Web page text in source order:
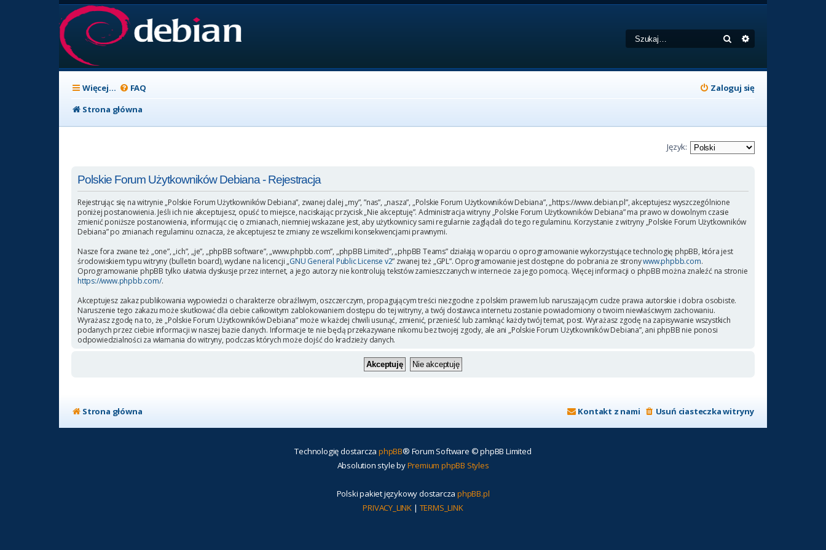
Szukaj
Więcej… FAQ
Zaloguj się
Strona główna
Język:
Polskie Forum Użytkowników Debiana - Rejestracja
Rejestrując się na witrynie „Polskie Forum Użytkowników Debiana”, zwanej dalej „my”, ”nas”, „nasza”, „Polskie Forum Użytkowników Debiana”, „https://www.debian.pl”, akceptujesz wyszczególnione
poniżej postanowienia. Jeśli ich nie akceptujesz, opuść to miejsce, naciskając przycisk „Nie akceptuję”. Administracja witryny „Polskie Forum Użytkowników Debiana” ma prawo w dowolnym czasie
zmienić poniższe postanowienia, informując cię o zmianach, niemniej wskazane jest, aby użytkownicy sami regularnie zaglądali do tego regulaminu. Korzystanie z witryny „Polskie Forum Użytkowników
Debiana” po zmianach regulaminu oznacza, że akceptujesz te zmiany ze wszelkimi konsekwencjami prawnymi.
Nasze fora zwane też „one”, „ich”, „je”, „phpBB software”, „www.phpbb.com”, „phpBB Limited”, „phpBB Teams” działają w oparciu o oprogramowanie wykorzystujące technologię phpBB, która jest
środowiskiem typu witryny (bulletin board), wydane na licencji „GNU General Public License v2” zwanej też „GPL”. Oprogramowanie jest dostępne do pobrania ze stronywww.phpbb.com.
Oprogramowanie phpBB tylko ułatwia dyskusje przez internet, a jego autorzy nie kontrolują tekstów zamieszczanych w internecie za jego pomocą. Więcej informacji o phpBB można znaleźć na stronie
https://www.phpbb.com/.
Akceptujesz zakaz publikowania wypowiedzi o charakterze obraźliwym, oszczerczym, propagującym treści niezgodne z polskim prawem lub naruszającym cudze prawa autorskie i dobra osobiste.
Naruszenie tego zakazu może skutkować dla ciebie całkowitym zablokowaniem dostępu do tej witryny, a twój dostawca internetu zostanie powiadomiony o twoim niewłaściwym zachowaniu.
Wyrażasz zgodę na to, że „Polskie Forum Użytkowników Debiana” może w każdej chwili usunąć, zmienić, przenieść lub zamknąć każdy twój temat, post. Wyrażasz zgodę na zapisywanie wszystkich
podanych przez ciebie informacji w naszej bazie danych. Informacje te nie będą przekazywane nikomu bez twojej zgody, ale ani „Polskie Forum Użytkowników Debiana”, ani phpBB nie ponosi
odpowiedzialności za włamania do witryny, podczas których może dojść do kradzieży danych.
Strona główna Usuń ciasteczka witryny
Kontakt z nami
Technologię dostarcza phpBB® Forum Software © phpBB Limited
Absolution style byPremium phpBB Styles
Polski pakiet językowy dostarcza phpBB.pl
PRIVACY_LINK | TERMS_LINK